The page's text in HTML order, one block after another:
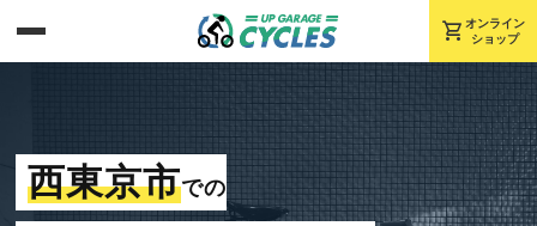
shopping_cart オンライン
ショップ
西東京市での